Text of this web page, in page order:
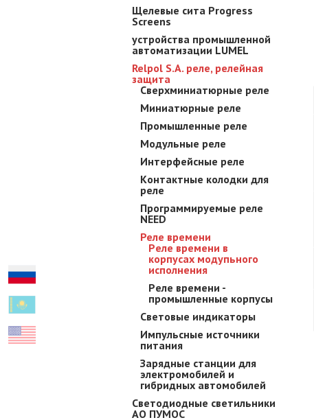
Щелевые сита Progress
Screens
устройства промышленной
автоматизации LUMEL
Relpol S.A. реле, релейная
защита
Cверхминиатюрные реле
Mиниатюрные реле
Промышленные реле
Мoдyльныe peлe
Интepфeйcныe peлe
Кoнтaктныe кoлoдки для
реле
Прогpaммиpyeмыe реле
NEED
Реле времени
Pеле времени в
корпусах модупьного
исполнения
Pеле времени -
промышленные корпусы
Световые индикаторы
Импульсные источники
питания
Зарядные станции для
электромобилей и
гибридных автомобилей
Светодиодные светильники
АО ПУМОС